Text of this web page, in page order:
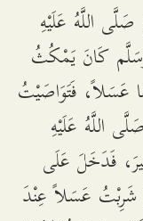
اللَّهُ عَلَيْهِ
كَانَ يَمْكُثُ
فَتَوَاصَيْتُ
اللَّهُ عَلَيْهِ
فَدَخَلَ عَلَى
عَسَلاً عِنْدَ